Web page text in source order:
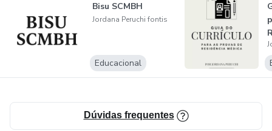
Bisu SCMBH
Jordana Peruchi fontis
Educacional
Dúvidas frequentes